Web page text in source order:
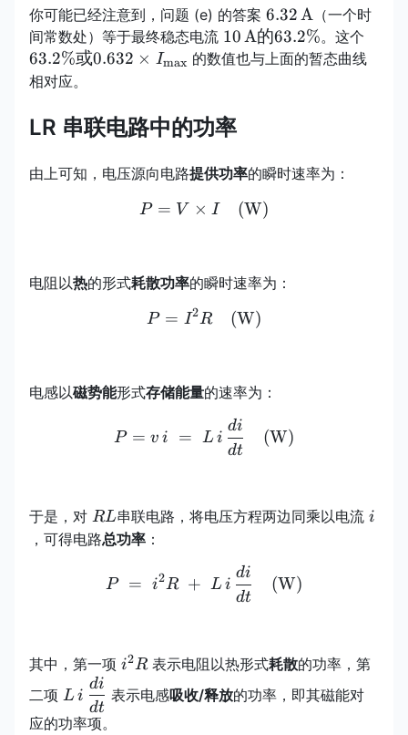
你可能已经注意到，问题 (e) 的答案 6.32A （一个时
间常数处）等于最终稳态电流 10\,\mathrm{A}
的 63.2\%
10A的63.2%。这个
63.2%或0.632 × Imax 的数值也与上面的暂态曲线
相对应。
LR 串联电路中的功率
由上可知，电压源向电路提供功率的瞬时速率为：
P = V \times I \quad
P = V × I (W)
电阻以热的形式耗散功率的瞬时速率为：
P = I^{2} R \quad
P = I2R (W)
电感以磁势能形式存储能量的速率为：
P = v\,i \;=\;
P = v i = Li
dt
di
(W)
于是，对 RL
RL串联电路，将电压方程两边同乘以电流i
i
，可得电路总功率 ：
P \;=\; i^{2}R \;+\;
P = i2R + Li
dt
di
(W)
其中，第一项 i^{2}R
i2R表示电阻以热形式耗散的功率，第
二项 L\,i\,\dfrac{di}
{dt}
Li
dt
di
表示电感吸收/释放的功率，即其磁能对
应的功率项。